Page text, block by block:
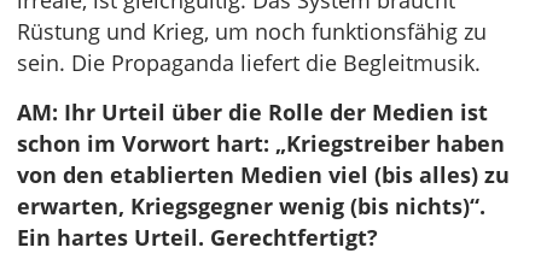
Rüstung und Krieg, um noch funktionsfähig zu
sein. Die Propaganda liefert die Begleitmusik.
AM: Ihr Urteil über die Rolle der Medien ist
schon im Vorwort hart: „Kriegstreiber haben
von den etablierten Medien viel (bis alles) zu
erwarten, Kriegsgegner wenig (bis nichts)“.
Ein hartes Urteil. Gerechtfertigt?